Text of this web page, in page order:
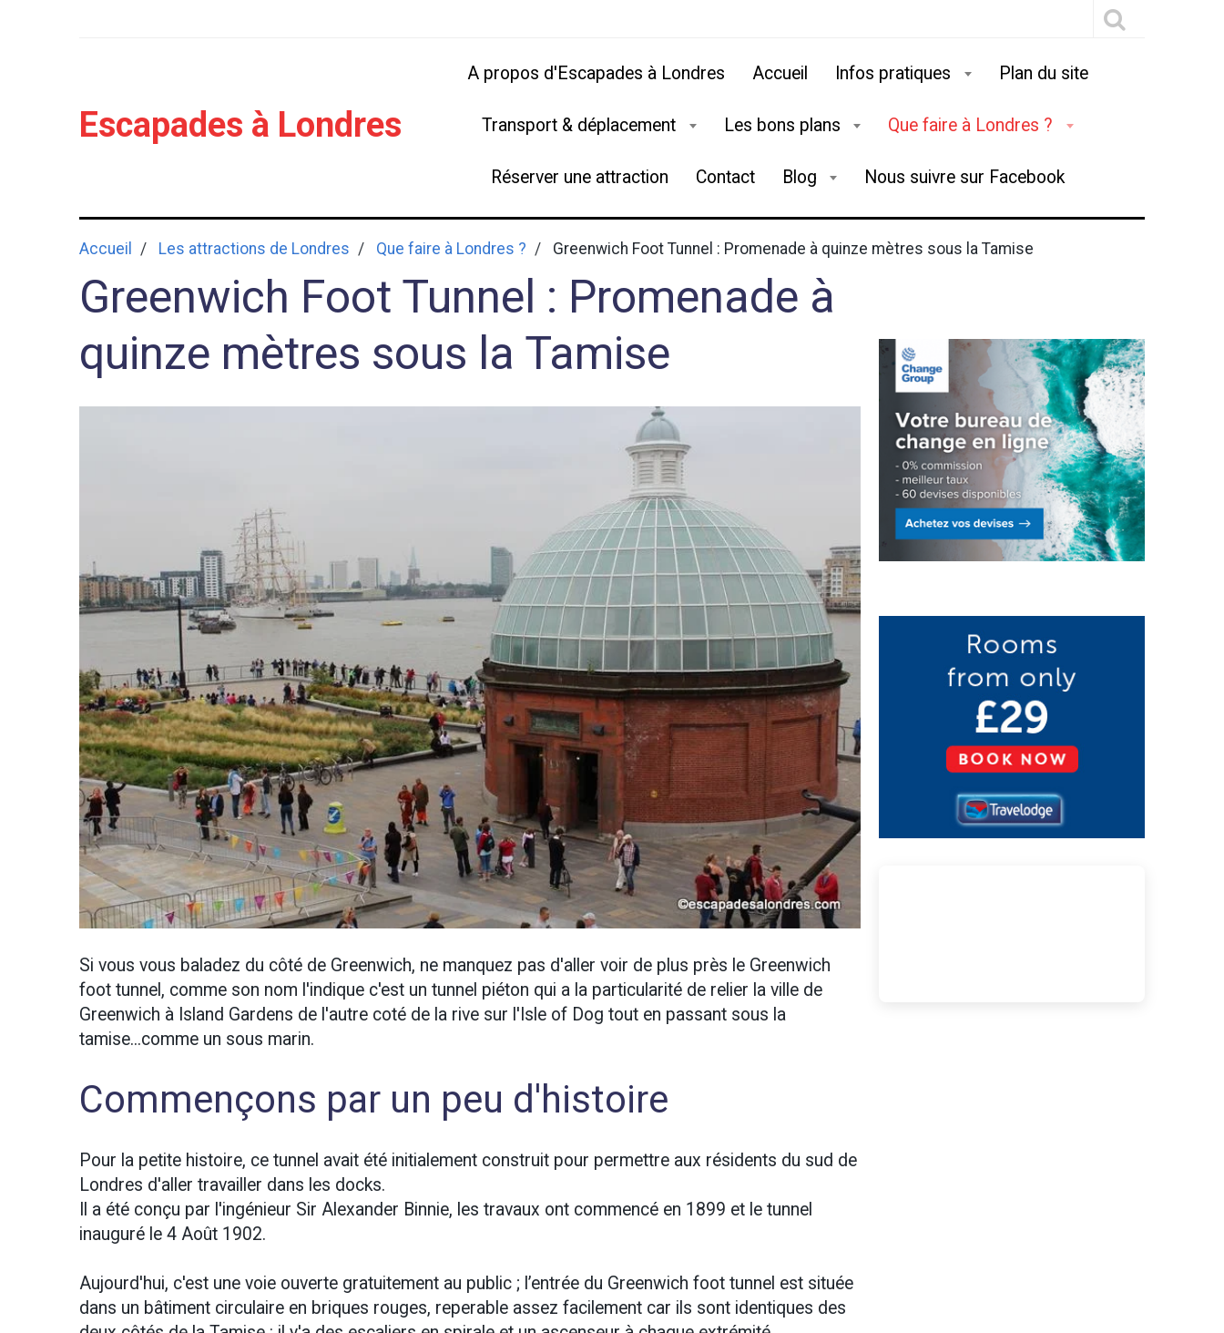
Escapades à Londres
A propos d'Escapades à Londres Accueil Infos pratiques Plan du site
Transport & déplacement Les bons plans Que faire à Londres ?
Réserver une attraction Contact Blog Nous suivre sur Facebook
Accueil Les attractions de Londres Que faire à Londres ? Greenwich Foot Tunnel : Promenade à quinze mètres sous la Tamise
Greenwich Foot Tunnel : Promenade à
quinze mètres sous la Tamise
Si vous vous baladez du côté de Greenwich, ne manquez pas d'aller voir de plus près le Greenwich
foot tunnel, comme son nom l'indique c'est un tunnel piéton qui a la particularité de relier la ville de
Greenwich à Island Gardens de l'autre coté de la rive sur l'Isle of Dog tout en passant sous la
tamise...comme un sous marin.
Commençons par un peu d'histoire
Pour la petite histoire, ce tunnel avait été initialement construit pour permettre aux résidents du sud de
Londres d'aller travailler dans les docks.
Il a été conçu par l'ingénieur Sir Alexander Binnie, les travaux ont commencé en 1899 et le tunnel
inauguré le 4 Août 1902.
Aujourd'hui, c'est une voie ouverte gratuitement au public ; l’entrée du Greenwich foot tunnel est située
dans un bâtiment circulaire en briques rouges, reperable assez facilement car ils sont identiques des